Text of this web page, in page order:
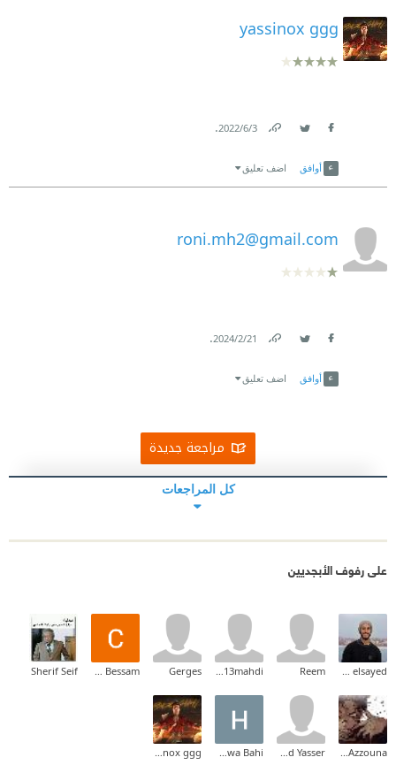
yassinox ggg
3‏/6‏/2022
.
أوافق اضف تعليق
roni.mh2@gmail.com
21‏/2‏/2024
.
أوافق اضف تعليق
مراجعة جديدة
كل المراجعات
على رفوف الأبجديين
Reem
Gerges
Sherif Seif